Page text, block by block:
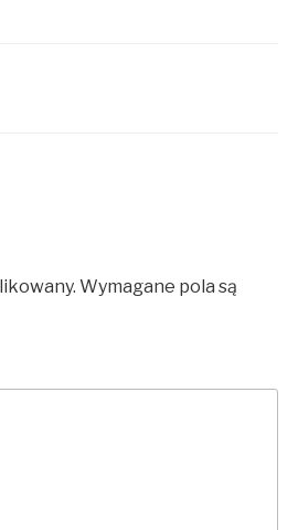
Wymagane pola są